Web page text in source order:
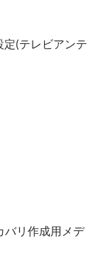
(テレビアンテ
バリ作成用メデ